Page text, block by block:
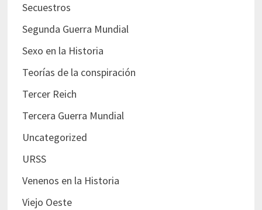
Secuestros
Segunda Guerra Mundial
Sexo en la Historia
Teorías de la conspiración
Tercer Reich
Tercera Guerra Mundial
Uncategorized
URSS
Venenos en la Historia
Viejo Oeste